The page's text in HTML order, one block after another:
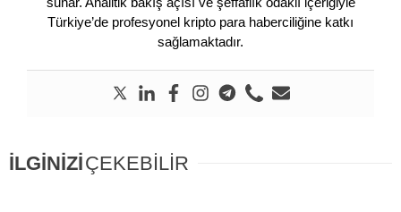
Türkiye’de profesyonel kripto para haberciliğine katkı
sağlamaktadır.
İLGİNİZİÇEKEBİLİR